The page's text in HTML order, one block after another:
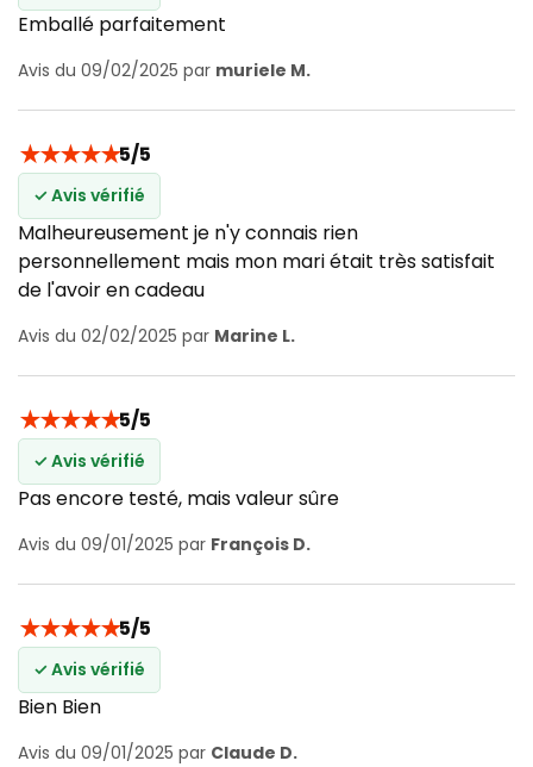
Emballé parfaitement
Avis du 09/02/2025 par muriele M.
★★★★★5/5
✓ Avis vérifié
Malheureusement je n'y connais rien
personnellement mais mon mari était très satisfait
de l'avoir en cadeau
Avis du 02/02/2025 par Marine L.
★★★★★5/5
✓ Avis vérifié
Pas encore testé, mais valeur sûre
Avis du 09/01/2025 par François D.
★★★★★5/5
✓ Avis vérifié
Bien Bien
Avis du 09/01/2025 par Claude D.